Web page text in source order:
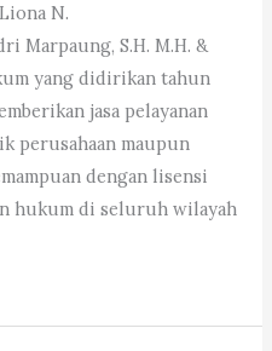
N.
Marpaung, S.H. M.H. &
yang didirikan tahun
jasa pelayanan
perusahaan maupun
dengan lisensi
hukum di seluruh wilayah